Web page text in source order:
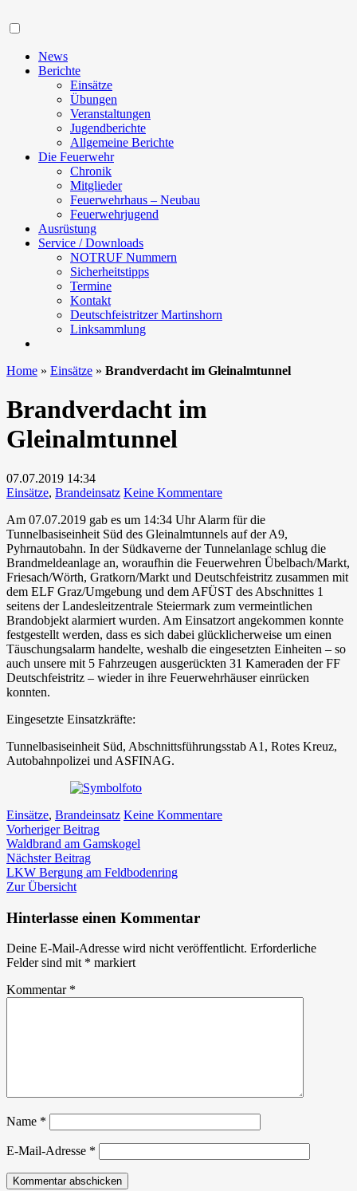
News
Berichte
Einsätze
Übungen
Veranstaltungen
Jugendberichte
Allgemeine Berichte
Die Feuerwehr
Chronik
Mitglieder
Feuerwehrhaus – Neubau
Feuerwehrjugend
Ausrüstung
Service / Downloads
NOTRUF Nummern
Sicherheitstipps
Termine
Kontakt
Deutschfeistritzer Martinshorn
Linksammlung
Home » Einsätze » Brandverdacht im Gleinalmtunnel
Brandverdacht im
Gleinalmtunnel
07.07.2019 14:34
Einsätze, Brandeinsatz Keine Kommentarezu
im
Gleinalmtunnel
Am 07.07.2019 gab es um 14:34 Uhr Alarm für die
Tunnelbasiseinheit Süd des Gleinalmtunnels auf der A9,
Pyhrnautobahn. In der Südkaverne der Tunnelanlage schlug die
Brandmeldeanlage an, woraufhin die Feuerwehren Übelbach/Markt,
Friesach/Wörth, Gratkorn/Markt und Deutschfeistritz zusammen mit
dem ELF Graz/Umgebung und dem AFÜST des Abschnittes 1
seitens der Landesleitzentrale Steiermark zum vermeintlichen
Brandobjekt alarmiert wurden. Am Einsatzort angekommen konnte
festgestellt werden, dass es sich dabei glücklicherweise um einen
Täuschungsalarm handelte, weshalb die eingesetzten Einheiten – so
auch unsere mit 5 Fahrzeugen ausgerückten 31 Kameraden der FF
Deutschfeistritz – wieder in ihre Feuerwehrhäuser einrücken
konnten.
Eingesetzte Einsatzkräfte:
Tunnelbasiseinheit Süd, Abschnittsführungsstab A1, Rotes Kreuz,
Autobahnpolizei und ASFINAG.
Einsätze, Brandeinsatz Keine Kommentarezu
Beitragsnavigation
Vorheriger BeitragVorheriger
Beitrag:
Waldbrand am Gamskogel
Nächster BeitragNächster
Beitrag:
LKW Bergung am Feldbodenring
Zur Übersicht
Hinterlasse einen Kommentar
Deine E-Mail-Adresse wird nicht veröffentlicht. Erforderliche
Felder sind mit * markiert
Kommentar *
Name *
E-Mail-Adresse *